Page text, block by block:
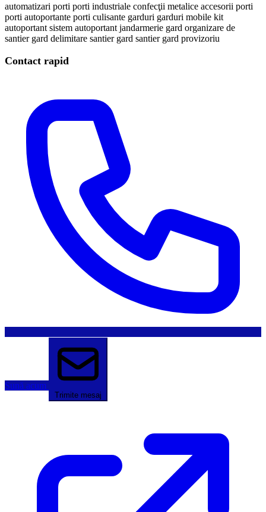
automatizari porti porti industriale confecţii metalice accesorii porti
porti autoportante porti culisante garduri garduri mobile kit
autoportant sistem autoportant jandarmerie gard organizare de
santier gard delimitare santier gard santier gard provizoriu
Contact rapid
Sună acum
Trimite mesaj